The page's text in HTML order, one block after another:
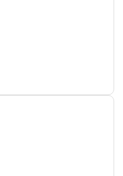
удобным способом